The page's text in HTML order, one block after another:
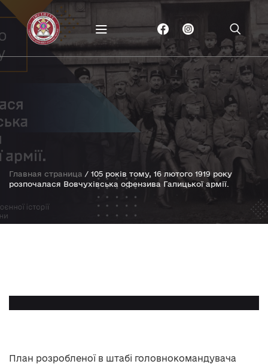
Главная страница / 105 років тому, 16 лютого 1919 року
розпочалася Вовчухівська офензива Галицької армії.
План розробленої в штабі головнокомандувача